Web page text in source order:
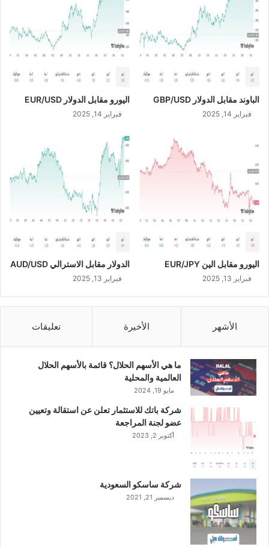
A/
2
0
الباوند مقابل الدولار GBP/USD
فبراير 14, 2025
اليورو مقابل الدولار EUR/USD
فبراير 14, 2025
اليورو مقابل الين EUR/JPY
فبراير 13, 2025
الدولار مقابل الاسترالي AUD/USD
فبراير 13, 2025
الأشهر الأخيرة تعليقات
ما هي الأسهم الحلال؟ قائمة بالأسهم الحلال
العالمية والمحلية
مايو 19, 2024
شركة باتك للاستثمار تعلن عن استقالة وتعيين
عضو لجنة المراجعة
أكتوبر 2, 2023
شركة ساسكو السعودية
ديسمبر 21, 2021